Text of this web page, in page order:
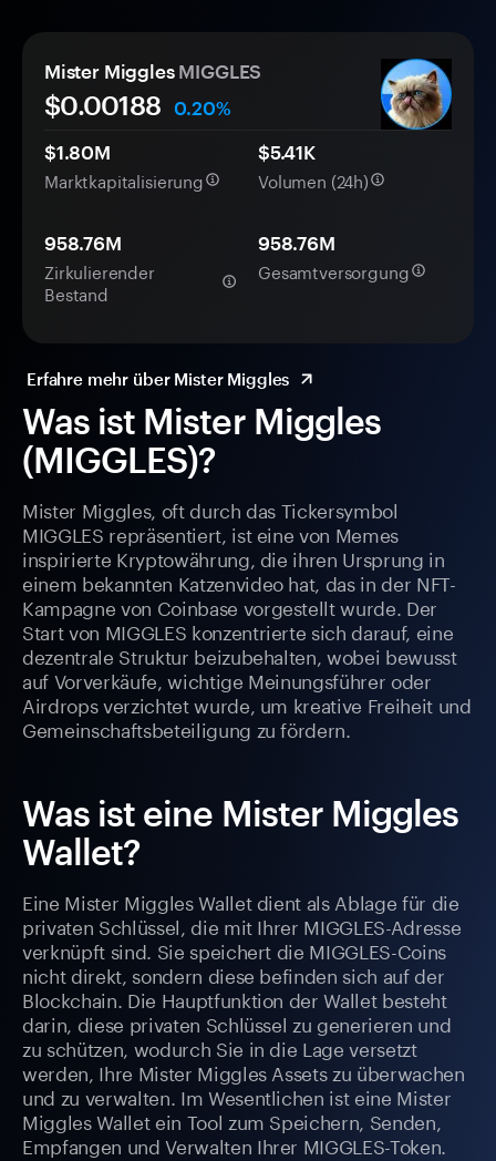
Was ist Mister Miggles
(MIGGLES)?
Mister Miggles, oft durch das Tickersymbol
MIGGLES repräsentiert, ist eine von Memes
inspirierte Kryptowährung, die ihren Ursprung in
einem bekannten Katzenvideo hat, das in der NFT-
Kampagne von Coinbase vorgestellt wurde. Der
Start von MIGGLES konzentrierte sich darauf, eine
dezentrale Struktur beizubehalten, wobei bewusst
auf Vorverkäufe, wichtige Meinungsführer oder
Airdrops verzichtet wurde, um kreative Freiheit und
Gemeinschaftsbeteiligung zu fördern.
Was ist eine Mister Miggles
Wallet?
Eine Mister Miggles Wallet dient als Ablage für die
privaten Schlüssel, die mit Ihrer MIGGLES-Adresse
verknüpft sind. Sie speichert die MIGGLES-Coins
nicht direkt, sondern diese befinden sich auf der
Blockchain. Die Hauptfunktion der Wallet besteht
darin, diese privaten Schlüssel zu generieren und
zu schützen, wodurch Sie in die Lage versetzt
werden, Ihre Mister Miggles Assets zu überwachen
und zu verwalten. Im Wesentlichen ist eine Mister
Miggles Wallet ein Tool zum Speichern, Senden,
Empfangen und Verwalten Ihrer MIGGLES-Token.
Mister Miggles MIGGLES
$0.00188
0.20%
$1.80M
Marktkapitalisierung
$5.41K
Volumen (24h)
958.76M
Zirkulierender
Bestand
958.76M
Gesamtversorgung
Erfahre mehr über Mister Miggles